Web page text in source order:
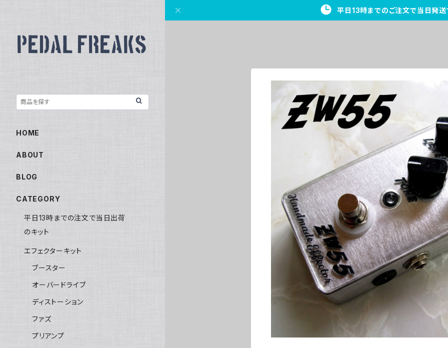
平日13時までのご注文で当日発送
HOME
ABOUT
BLOG
CATEGORY
平日13時までの注文で当日出荷
のキット
エフェクターキット
ブースター
オーバードライブ
ディストーション
ファズ
プリアンプ